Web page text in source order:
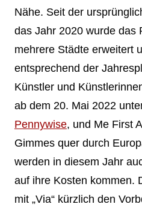
Nähe. Seit der
das Jahr 2020 wurde das
mehrere Städte erweitert
entsprechend der
Künstler und
ab dem 20. Mai 2022
Pennywise, und Me First
Gimmes quer durch
werden in diesem Jahr
auf ihre Kosten kommen.
mit „Via“ kürzlich den